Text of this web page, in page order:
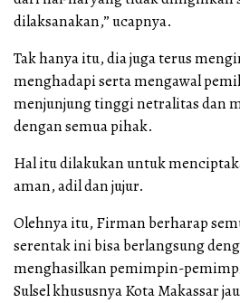
dilaksanakan,” ucapnya.
Tak hanya itu, dia juga terus
menghadapi serta mengawal
menjunjung tinggi netralitas dan
dengan semua pihak.
Hal itu dilakukan untuk
aman, adil dan jujur.
Olehnya itu, Firman berharap
serentak ini bisa berlangsung
menghasilkan pemimpin-
Sulsel khususnya Kota Makassar